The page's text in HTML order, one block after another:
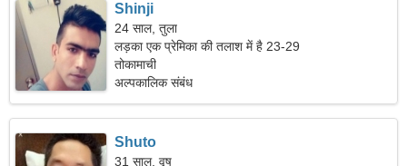
Shinji
24 साल, तुला
लड़का एक प्रेमिका की तलाश में है 23-29
तोकामाची
अल्पकालिक संबंध
Shuto
31 साल, वृष